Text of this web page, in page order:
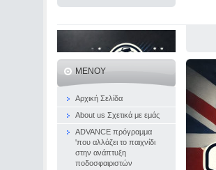
ΜΕΝΟΎ
Αρχική Σελίδα
About us Σχετικά με εμάς
ADVANCE πρόγραμμα
'που αλλάζει το παιχνίδι
στην ανάπτυξη
ποδοσφαιριστών